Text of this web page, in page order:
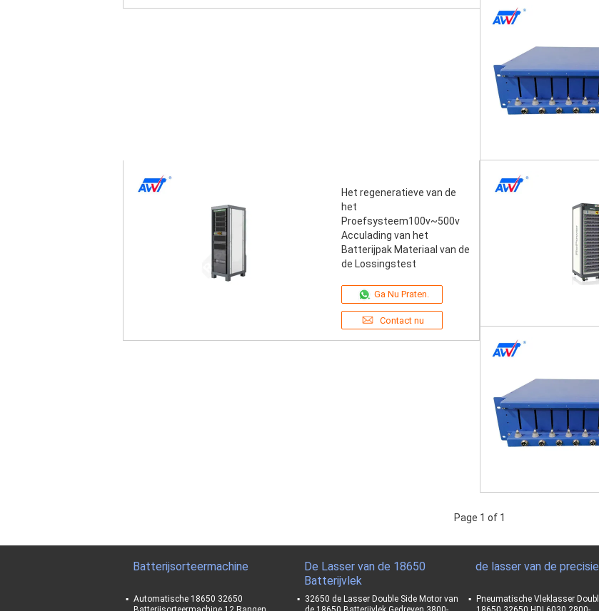
Het regeneratieve van de
het
Proefsysteem100v~500v
Acculading van het
Batterijpak Materiaal van de
de Lossingstest
Ga Nu Praten.
Contact nu
Page 1 of 1
Batterijsorteermachine
Automatische 18650 32650
De Lasser van de 18650
Batterijvlek
32650 de Lasser Double Side Motor van
de lasser van de
Pneumatische Vleklasser